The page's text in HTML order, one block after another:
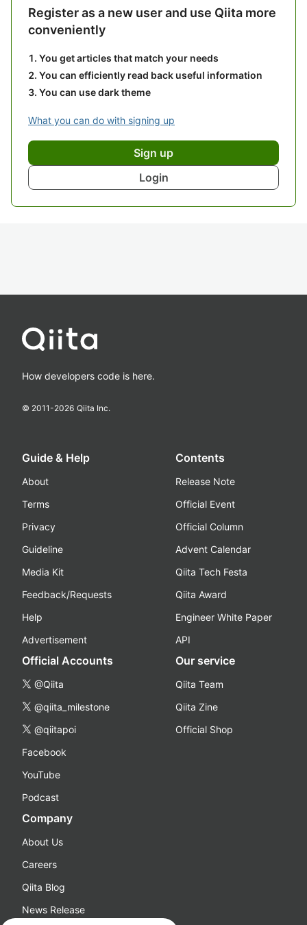
Register as a new user and use Qiita more
conveniently
You get articles that match your needs
You can efficiently read back useful information
You can use dark theme
What you can do with signing up
Sign up
Login
How developers code is here.
© 2011-2026 Qiita Inc.
Guide & Help
About
Terms
Privacy
Guideline
Media Kit
Feedback/Requests
Help
Advertisement
Contents
Release Note
Official Event
Official Column
Advent Calendar
Qiita Tech Festa
Qiita Award
Engineer White Paper
API
Official Accounts
@Qiita
@qiita_milestone
@qiitapoi
Facebook
YouTube
Podcast
Our service
Qiita Team
Qiita Zine
Official Shop
Company
About Us
Careers
Qiita Blog
News Release